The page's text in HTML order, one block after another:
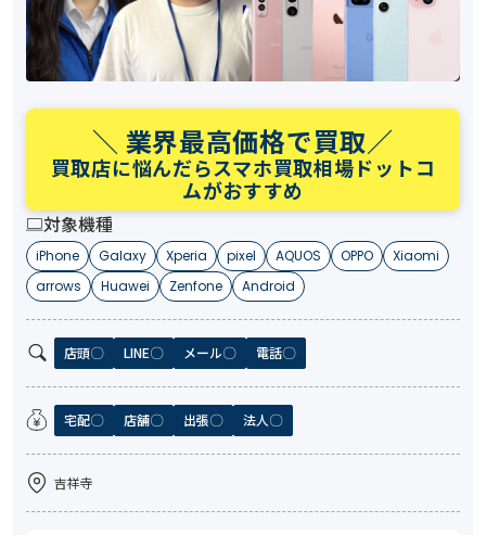
＼ 業界最高価格で買取／
買取店に悩んだらスマホ買取相場ドットコ
ムがおすすめ
対象機種
iPhone Galaxy Xperia pixel AQUOS OPPO
Xiaomi
arrows
Huawei Zenfone Android
店頭 LINE メール 電話
宅配 店舗 出張 法人
吉祥寺